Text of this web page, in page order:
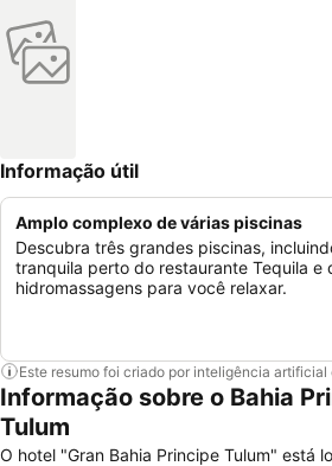
Informação útil
Amplo complexo de várias piscinas
Descubra três grandes piscinas,
tranquila perto do restaurante Tequila e
hidromassagens para você relaxar.
Este resumo foi criado por inteligência
Informação sobre o Bahia
Tulum
O hotel "Gran Bahia Principe Tulum" está